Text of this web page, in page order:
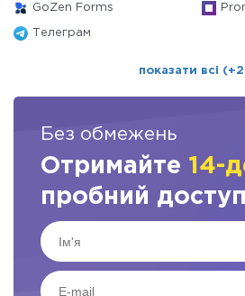
GoZen Forms
Телеграм
показати всі
Без обмежень
Отримайте 14-
пробний доступ